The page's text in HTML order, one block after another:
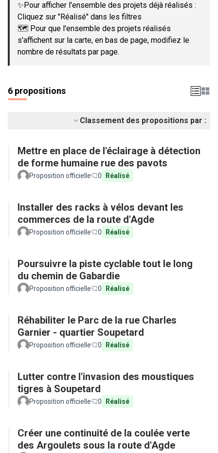
✨Pour afficher l'ensemble des projets déjà réalisés :
Cliquez sur "Réalisé" dans les filtres
🗺️ Pour que l'ensemble des projets réalisés
s'affichent sur la carte, en bas de page, modifiez le
nombre de résultats par page.
6 propositions
Classement des propositions par :
Mettre en place de l'éclairage à détection
de forme humaine rue des pavots
Proposition officielle 0 Réalisé
Installer des racks à vélos devant les
commerces de la route d'Agde
Proposition officielle 0 Réalisé
Poursuivre la piste cyclable tout le long
du chemin de Gabardie
Proposition officielle 0 Réalisé
Réhabiliter le Parc de la rue Charles
Garnier - quartier Soupetard
Proposition officielle 0 Réalisé
Lutter contre l'invasion des moustiques
tigres à Soupetard
Proposition officielle 0 Réalisé
Créer une continuité de la coulée verte
des Argoulets sous la route d'Agde